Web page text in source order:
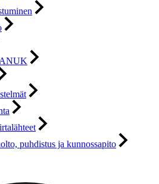
puhdistus ja kunnossapito